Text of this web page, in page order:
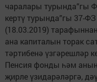
чаралары турында”гы
кертү турында”гы 37-
(18.03.2019)
ана капиталын торак
тәртибенә үзгәрешләр
Пенсия фонды һәм
җирле үзидарәләргә,